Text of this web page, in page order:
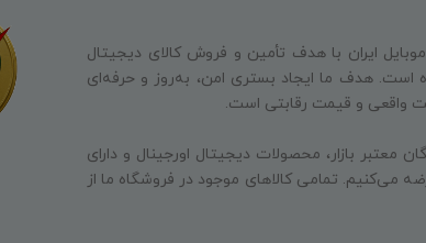
ایران با هدف تأمین و فروش کالای دیجیتال
است. هدف ما ایجاد بستری امن، به‌روز و حرفه‌ای
واقعی و قیمت رقابتی است.
معتبر بازار، محصولات دیجیتال اورجینال و دارای
می‌کنیم. تمامی کالاهای موجود در فروشگاه ما از